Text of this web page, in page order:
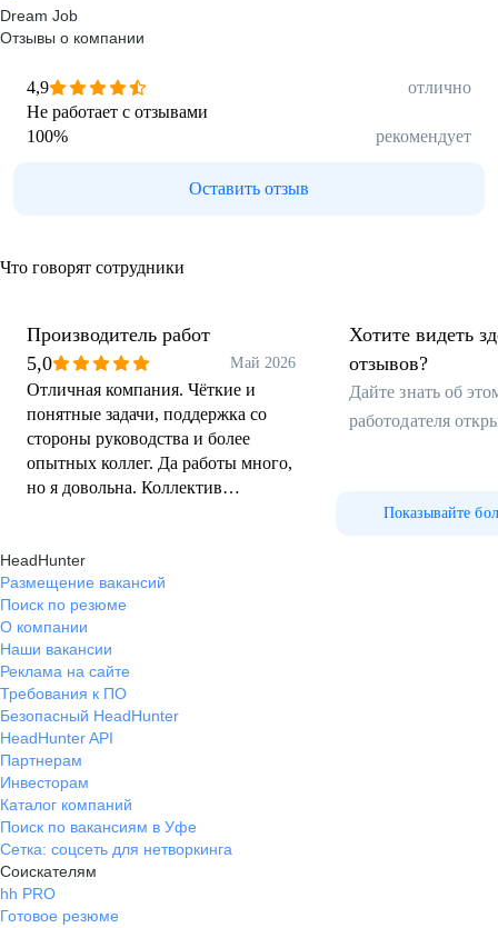
Dream Job
Отзывы о компании
4,9
отлично
Не работает с отзывами
100% рекомендует
Оставить отзыв
Что говорят сотрудники
Производитель работ
5,0
Май 2026
Отличная компания. Чёткие и
понятные задачи, поддержка со
стороны руководства и более
опытных коллег. Да работы много,
но я довольна. Коллектив
Хотите видеть
отзывов?
Дайте знать об
работодателя
Показывайте
HeadHunter
Размещение вакансий
Поиск по резюме
О компании
Наши вакансии
Реклама на сайте
Требования к ПО
Безопасный HeadHunter
HeadHunter API
Партнерам
Инвесторам
Каталог компаний
Поиск по вакансиям в Уфе
Сетка: соцсеть для нетворкинга
Соискателям
hh PRO
Готовое резюме